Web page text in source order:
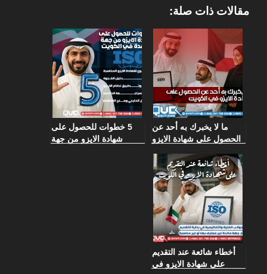
مقالات ذات صلة:
ما لا يخبرك به أحد عن
الحصول على شهادة الايزو
5 خطوات للحصول على
شهادة الايزو من جهة
أخطاء شائعة عند التقديم
على شهادة الايزو في